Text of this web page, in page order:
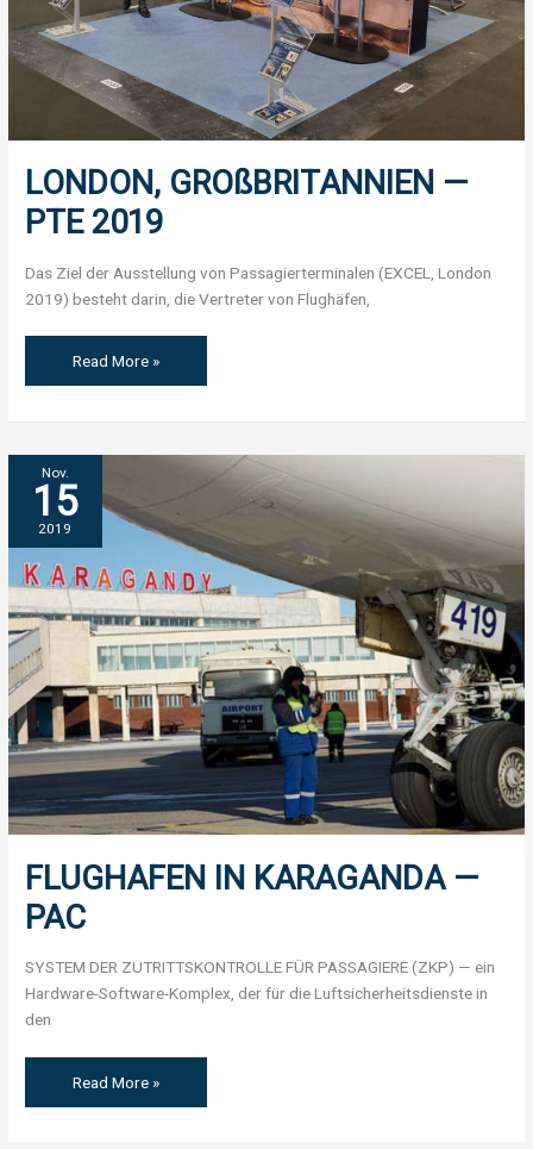
LONDON, GROßBRITANNIEN —
PTE 2019
Das Ziel der Ausstellung von Passagierterminalen (EXCEL, London
2019) besteht darin, die Vertreter von Flughäfen,
Read More »
Nov.
15
2019
FLUGHAFEN IN KARAGANDA —
PAC
SYSTEM DER ZUTRITTSKONTROLLE FÜR PASSAGIERE (ZKP) — ein
Hardware-Software-Komplex, der für die Luftsicherheitsdienste in
den
IN
KARAGANDA
—
PAC
Read More »